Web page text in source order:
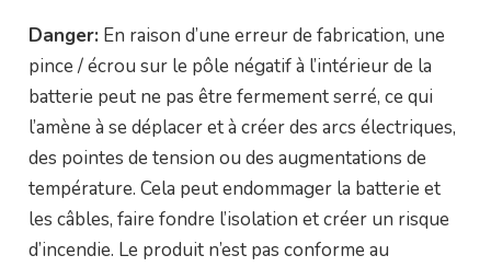
Danger: En raison d’une erreur de fabrication, une
pince / écrou sur le pôle négatif à l’intérieur de la
batterie peut ne pas être fermement serré, ce qui
l’amène à se déplacer et à créer des arcs électriques,
des pointes de tension ou des augmentations de
température. Cela peut endommager la batterie et
les câbles, faire fondre l’isolation et créer un risque
d’incendie. Le produit n’est pas conforme au